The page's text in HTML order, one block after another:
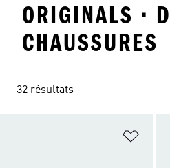
ORIGINALS ·
CHAUSSURES
32 résultats